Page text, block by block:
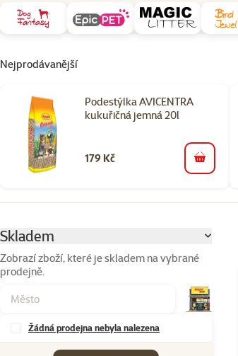
Nejprodávanější
Podestýlka AVICENTRA
kukuřičná jemná 20l
179 Kč do košíku
Skladem
Zobrazí zboží, které je skladem na vybrané
prodejně.
Žádná prodejna nebyla nalezena